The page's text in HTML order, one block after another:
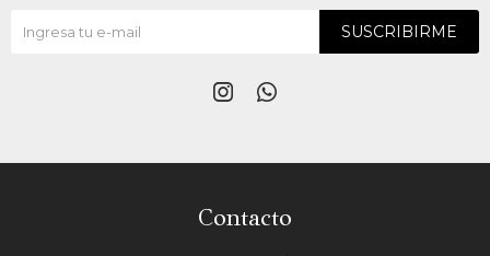
Contacto
SUSCRIBIRME
 